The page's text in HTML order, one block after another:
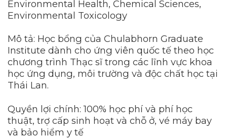
Environmental Health, Chemical Sciences,
Environmental Toxicology
Mô tả: Học bổng của Chulabhorn Graduate
Institute dành cho ứng viên quốc tế theo học
chương trình Thạc sĩ trong các lĩnh vực khoa
học ứng dụng, môi trường và độc chất học tại
Thái Lan.
Quyền lợi chính: 100% học phí và phí học
thuật, trợ cấp sinh hoạt và chỗ ở, vé máy bay
và bảo hiểm y tế